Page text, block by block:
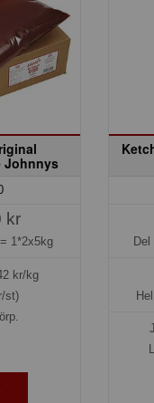
Johnnys
kr
1*2x5kg
kr/kg
st)